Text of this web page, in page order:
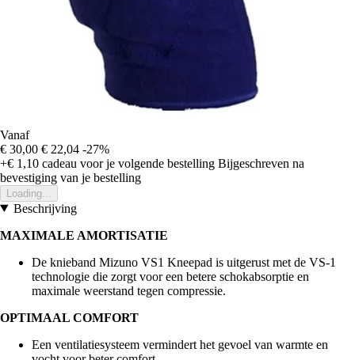
Vanaf
€ 30,00 € 22,04 -27%
+€ 1,10 cadeau voor je volgende bestelling Bijgeschreven na
bevestiging van je bestelling
Loading...
Beschrijving
MAXIMALE AMORTISATIE
De knieband Mizuno VS1 Kneepad is uitgerust met de VS-1
technologie die zorgt voor een betere schokabsorptie en
maximale weerstand tegen compressie.
OPTIMAAL COMFORT
Een ventilatiesysteem vermindert het gevoel van warmte en